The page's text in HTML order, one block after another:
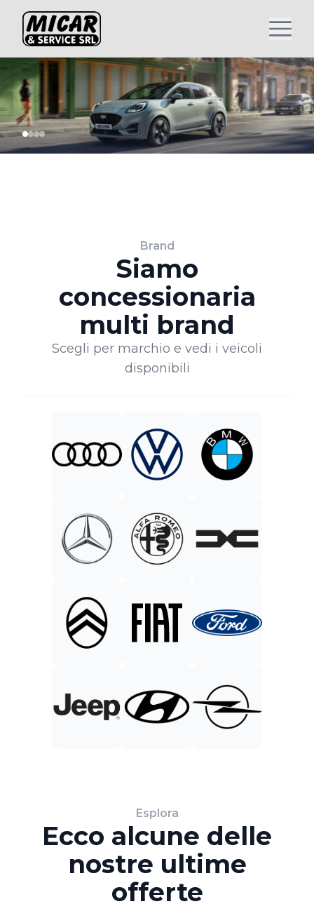
Brand
Siamo
concessionaria
multi brand
Scegli per marchio e vedi i veicoli
disponibili
Esplora
Ecco alcune delle
nostre ultime
offerte